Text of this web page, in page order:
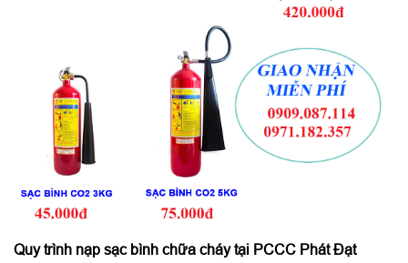
Quy trình nạp sạc bình chữa cháytại PCCC Phát Đạt